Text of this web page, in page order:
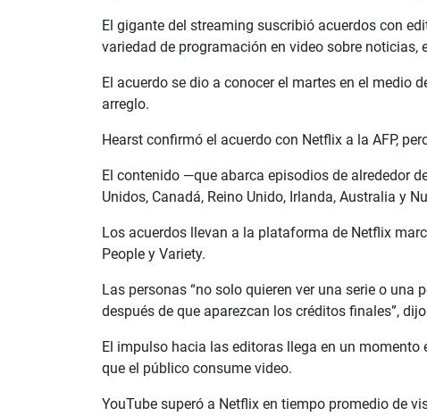
El gigante del streaming suscribió acuerdos con
variedad de programación en video sobre
El acuerdo se dio a conocer el martes en el medio
arreglo.
Hearst confirmó el acuerdo con Netflix a la AFP,
El contenido —que abarca episodios de alrededor
Unidos, Canadá, Reino Unido, Irlanda, Australia y
Los acuerdos llevan a la plataforma de Netflix
People y Variety.
Las personas “no solo quieren ver una serie o
después de que aparezcan los créditos finales”,
El impulso hacia las editoras llega en un
que el público consume video.
YouTube superó a Netflix en tiempo promedio de